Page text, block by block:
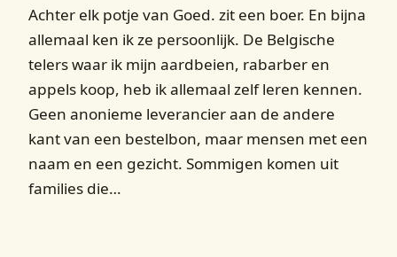
Achter elk potje van Goed. zit een boer. En bijna
allemaal ken ik ze persoonlijk. De Belgische
telers waar ik mijn aardbeien, rabarber en
appels koop, heb ik allemaal zelf leren kennen.
Geen anonieme leverancier aan de andere
kant van een bestelbon, maar mensen met een
naam en een gezicht. Sommigen komen uit
families die…